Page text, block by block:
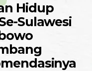
Hidup
Sulawesi